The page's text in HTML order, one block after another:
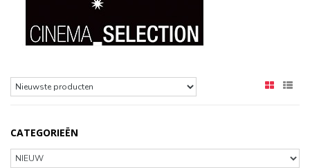
CATEGORIEËN